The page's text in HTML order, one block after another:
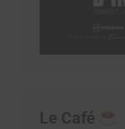
Le Café